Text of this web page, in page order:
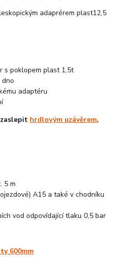
s poklopem plast 1,5t
dno
adaptéru
hrdlovým uzávěrem,
5 m
A15 a také v chodníku
vod odpovídající tlaku 0,5 bar
600mm